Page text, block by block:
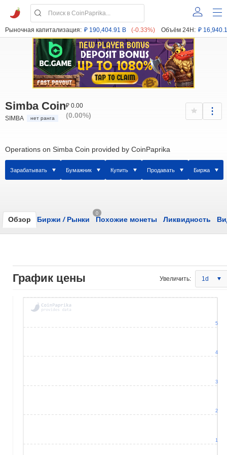
Рыночная капитализация: ₽ 190,404.91 B (-0.33%) Объём 24H: ₽
Simba Coin
SIMBA нет ранга
₽ 0.00
(0.00%)
Operations on Simba Coin provided by CoinPaprika
Зарабатывать Бумажник Купить Продавать Биржа
Обзор Биржи /Рынки
0
Похожие монеты Ликвидность
График цены Увеличить: 1d
1
2
3
4
5